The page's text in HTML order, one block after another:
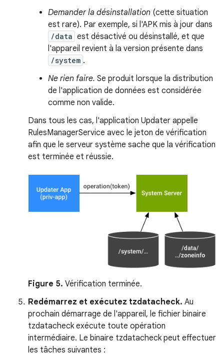
Demander la désinstallation (cette situation
est rare). Par exemple, si l'APK mis à jour dans
/data est désactivé ou désinstallé, et que
l'appareil revient à la version présente dans
/system .
Ne rien faire. Se produit lorsque la distribution
de l'application de données est considérée
comme non valide.
Dans tous les cas, l'application Updater appelle
RulesManagerService avec le jeton de vérification
afin que le serveur système sache que la vérification
est terminée et réussie.
Figure 5. Vérification terminée.
Redémarrez et exécutez tzdatacheck. Au
prochain démarrage de l'appareil, le fichier binaire
tzdatacheck exécute toute opération
intermédiaire. Le binaire tzdatacheck peut effectuer
les tâches suivantes :